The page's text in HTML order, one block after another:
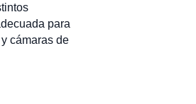
para
cámaras de